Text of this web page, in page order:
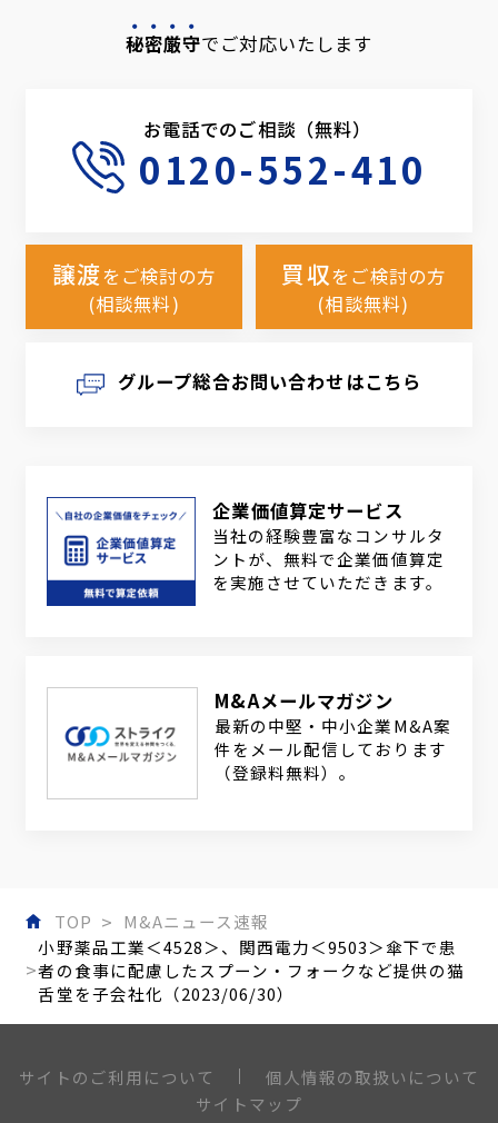
秘密厳守でご対応いたします
お電話でのご相談（無料）
0120-552-410
譲渡をご検討の方
(相談無料)
買収をご検討の方
(相談無料)
グループ総合お問い合わせはこちら
企業価値算定サービス
当社の経験豊富なコンサルタ
ントが、無料で企業価値算定
を実施させていただきます。
M&Aメールマガジン
最新の中堅・中小企業M&A案
件をメール配信しております
（登録料無料）。
TOP
M&Aニュース速報
小野薬品工業＜4528＞、関西電力＜9503＞傘下で患
者の食事に配慮したスプーン・フォークなど提供の猫
舌堂を子会社化（2023/06/30）
サイトのご利用について
個人情報の取扱いについて
サイトマップ